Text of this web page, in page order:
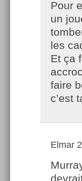
Pour
un
les
Et ça
faire
c’est
Elmar